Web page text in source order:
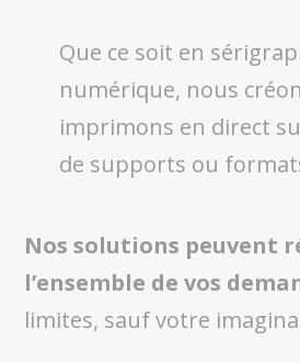
Que ce soit en
numérique, nous
imprimons en direct
de supports ou
Nos solutions peuvent
l’ensemble de vos
limites, sauf votre